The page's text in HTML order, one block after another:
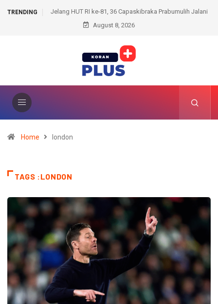
TRENDING
Prabumulih Jalani
Terungkap di OKU Timur, Pria 23 Tahun Diamankan
Dugaan Kekerasan Seksual Anak
August 8, 2026
Home london
TAGS :LONDON